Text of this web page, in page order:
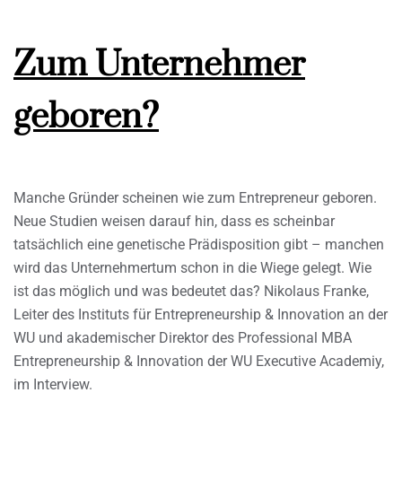
Zum Unternehmer
geboren?
Manche Gründer scheinen wie zum Entrepreneur geboren.
Neue Studien weisen darauf hin, dass es scheinbar
tatsächlich eine genetische Prädisposition gibt – manchen
wird das Unternehmertum schon in die Wiege gelegt. Wie
ist das möglich und was bedeutet das? Nikolaus Franke,
Leiter des Instituts für Entrepreneurship & Innovation an der
WU und akademischer Direktor des Professional MBA
Entrepreneurship & Innovation der WU Executive Academiy,
im Interview.